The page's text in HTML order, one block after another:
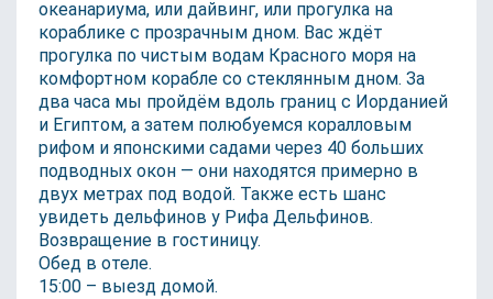
океанариума, или дайвинг, или прогулка на
кораблике с прозрачным дном. Вас ждёт
прогулка по чистым водам Красного моря на
комфортном корабле со стеклянным дном. За
два часа мы пройдём вдоль границ с Иорданией
и Египтом, а затем полюбуемся коралловым
рифом и японскими садами через 40 больших
подводных окон — они находятся примерно в
двух метрах под водой. Также есть шанс
увидеть дельфинов у Рифа Дельфинов.
Возвращение в гостиницу.
Обед в отеле.
15:00 – выезд домой.